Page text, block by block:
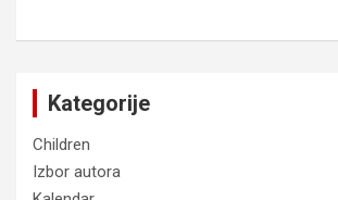
Kategorije
Children
Izbor autora